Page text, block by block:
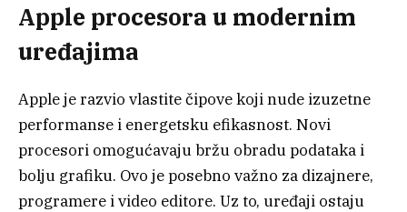
Apple procesora u modernim
uređajima
Apple je razvio vlastite čipove koji nude izuzetne
performanse i energetsku efikasnost. Novi
procesori omogućavaju bržu obradu podataka i
bolju grafiku. Ovo je posebno važno za dizajnere,
programere i video editore. Uz to, uređaji ostaju